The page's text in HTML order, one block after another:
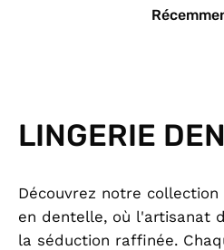
LINGERIE
Découvrez notre
en dentelle, où l'artisanat
la séduction raffinée.